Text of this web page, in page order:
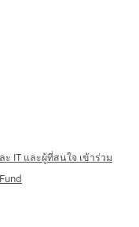
IT และผู้ที่สนใจ เข้าร่วม